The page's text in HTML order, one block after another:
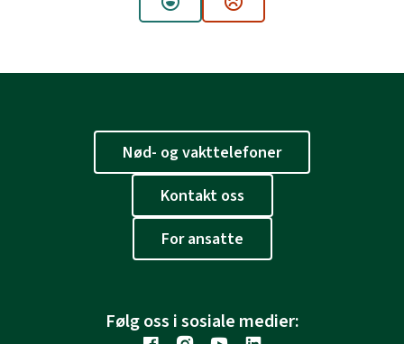
Ja Nei
Nød- og vakttelefoner
Kontakt oss
For ansatte
Følg oss i sosiale medier: